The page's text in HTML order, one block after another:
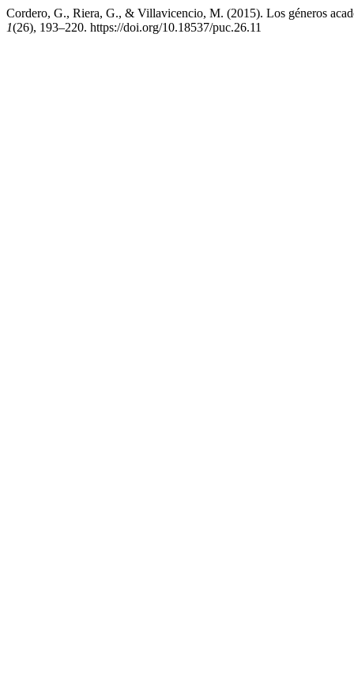
Cordero, G., Riera, G., & Villavicencio, M. (2015). Los géneros
1(26), 193–220. https://doi.org/10.18537/puc.26.11